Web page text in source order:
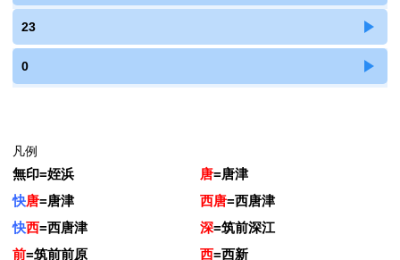
23
0
凡例
無印=姪浜 唐=唐津
快唐=唐津 西唐=西唐津
快西=西唐津 深=筑前深江
前=筑前前原 西=西新